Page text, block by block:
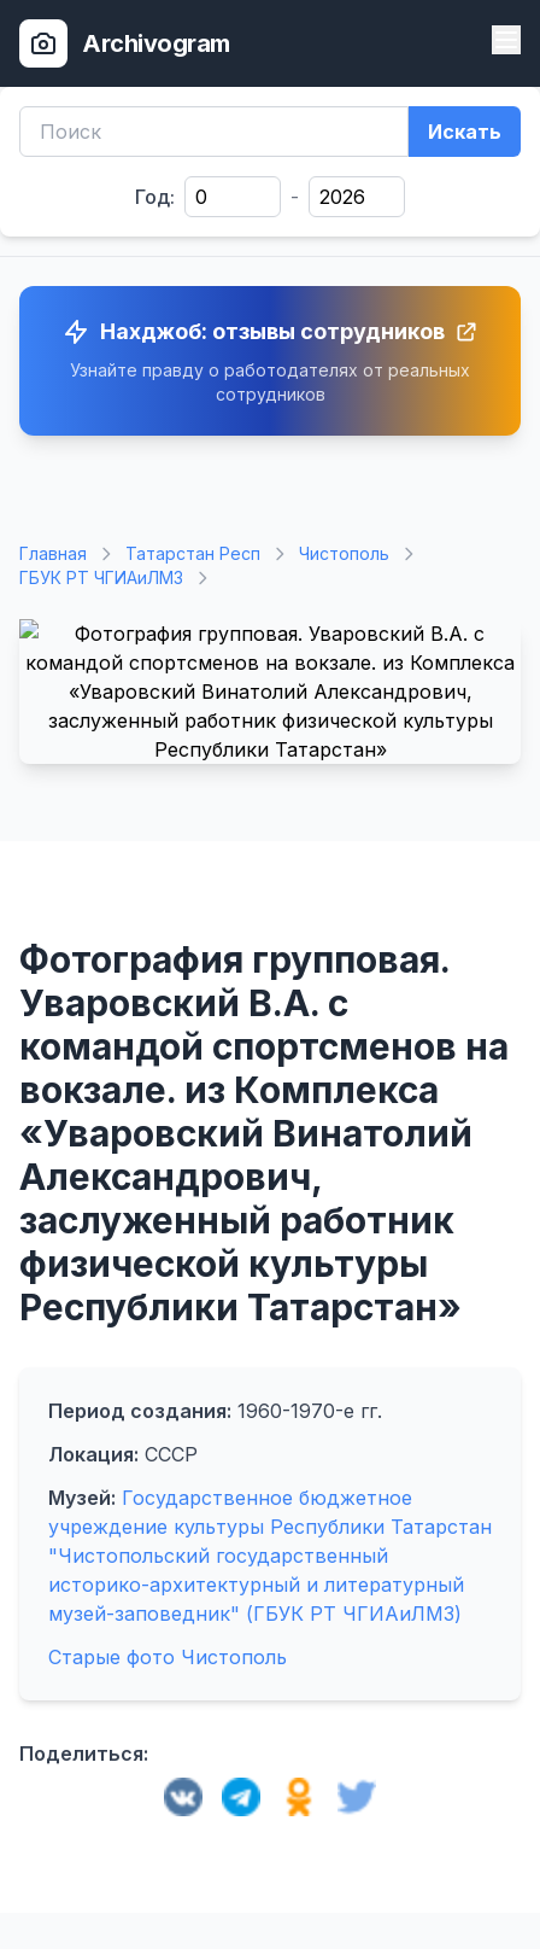
Archivogram
Искать
Год: -
Нахджоб: отзывы сотрудников
Узнайте правду о работодателях от реальных
сотрудников
Главная Татарстан Респ
Чистополь
ГБУК РТ ЧГИАиЛМЗ
Фотография групповая.
Уваровский В.А. с
командой спортсменов на
вокзале. из Комплекса
«Уваровский Винатолий
Александрович,
заслуженный работник
физической культуры
Республики Татарстан»
Период создания: 1960-1970-е гг.
Локация: СССР
Музей: Государственное бюджетное
учреждение культуры Республики Татарстан
"Чистопольский государственный
историко-архитектурный и литературный
музей-заповедник" (ГБУК РТ ЧГИАиЛМЗ)
Старые фото Чистополь
Поделиться: